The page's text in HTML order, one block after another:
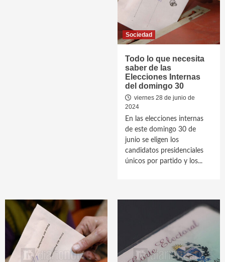
Sociedad
Todo lo que necesita
saber de las
Elecciones Internas
del domingo 30
viernes 28 de junio de
2024
En las elecciones internas
de este domingo 30 de
junio se eligen los
candidatos presidenciales
únicos por partido y los...